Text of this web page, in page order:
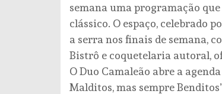
semana uma programação
clássico. O espaço, celebrado
a serra nos finais de semana,
Bistrô e coquetelaria autoral,
O Duo Camaleão abre a
Malditos, mas sempre